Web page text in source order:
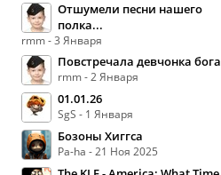
Отшумели песни нашего
полка...
rmm - 3 Января
Повстречала девчонка бога
rmm - 2 Января
01.01.26
SgS - 1 Января
Бозоны Хиггса
Pa-ha - 21 Ноя 2025